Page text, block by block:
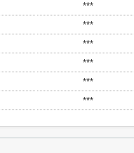
***
***
***
***
***
***